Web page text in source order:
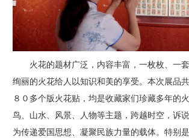
火花的题材广泛，内容丰富，一枚枚、一
绚丽的火花给人以知识和美的享受。本次展品
８０多个版火花贴，均是收藏家们珍藏多年的
鸟、山水、风景、人物等主题，跨越时空，诉
为传递爱国思想、凝聚民族力量的载体。特别